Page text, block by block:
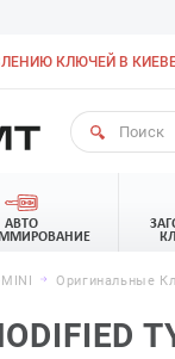
КЛЮЧЕЙ В
АВТО
Оригинальные